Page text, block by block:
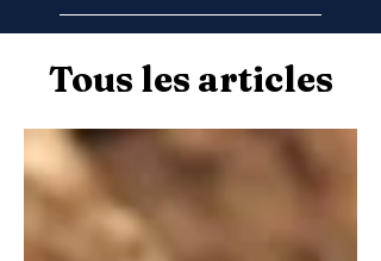
Tous les articles